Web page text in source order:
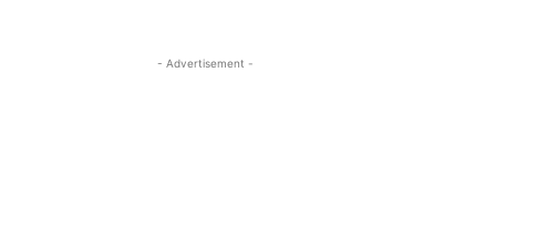
- Advertisement -